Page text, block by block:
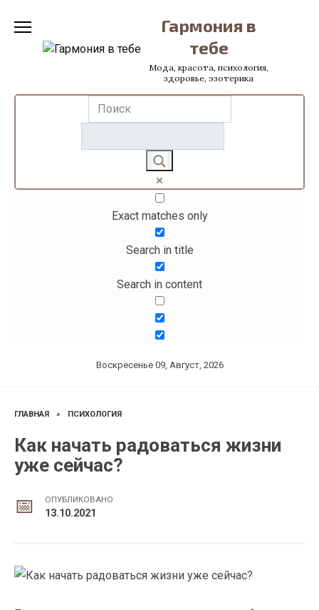
содержанию
Гармония в
тебе
Мода, красота, психология,
здоровье, эзотерика
Exact matches only
Search in title
Search in content
Воскресенье 09, Август, 2026
ГЛАВНАЯ » ПСИХОЛОГИЯ
Как начать радоваться жизни
уже сейчас?
ОПУБЛИКОВАНО
13.10.2021